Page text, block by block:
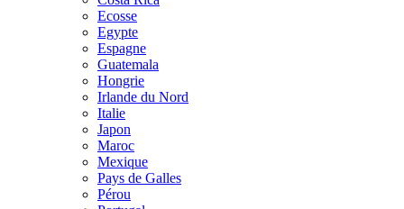
Ecosse
Egypte
Espagne
Guatemala
Hongrie
Irlande du Nord
Italie
Japon
Maroc
Mexique
Pays de Galles
Pérou